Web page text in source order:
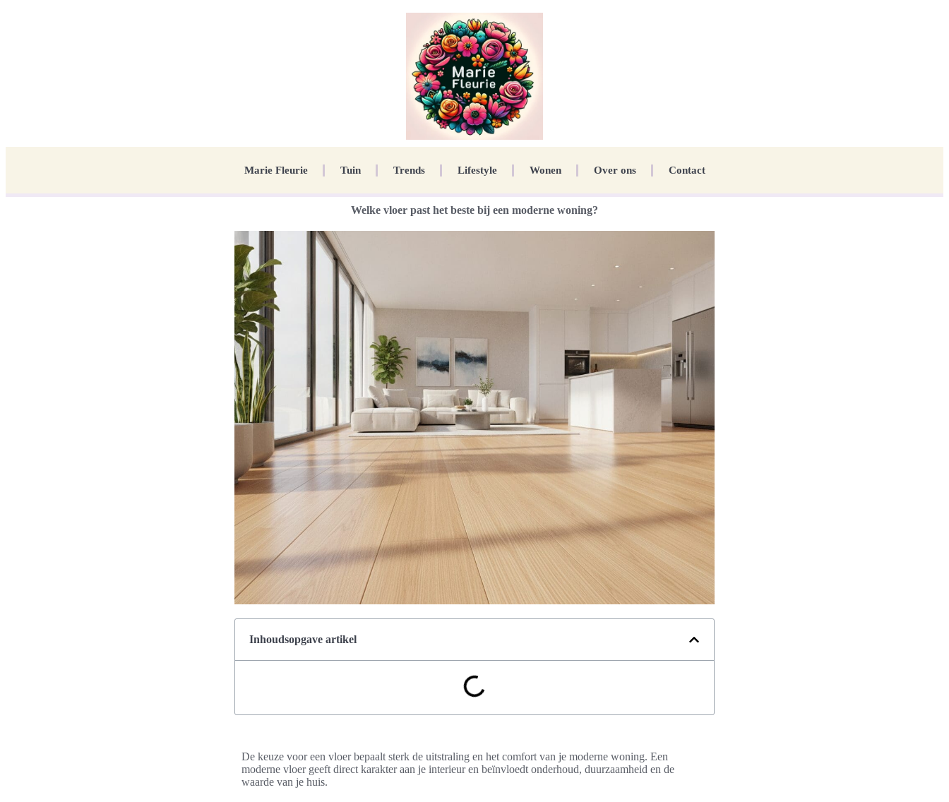
Marie Fleurie Tuin Trends Lifestyle Wonen Over ons Contact
Welke vloer past het beste bij een moderne woning?
Inhoudsopgave artikel
De keuze voor een vloer bepaalt sterk de uitstraling en het comfort van je moderne woning. Een
moderne vloer geeft direct karakter aan je interieur en beïnvloedt onderhoud, duurzaamheid en de
waarde van je huis.